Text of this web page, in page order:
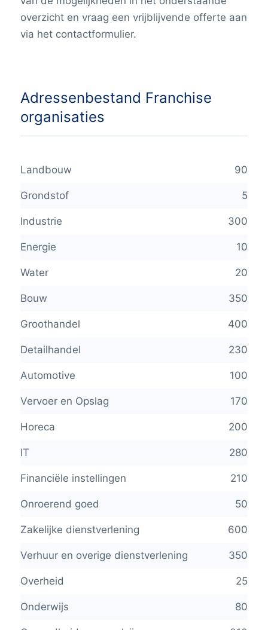
overzicht en vraag een vrijblijvende offerte aan
via het contactformulier.
Adressenbestand Franchise
organisaties
Landbouw 90
Grondstof 5
Industrie 300
Energie 10
Water 20
Bouw 350
Groothandel 400
Detailhandel 230
Automotive 100
Vervoer en Opslag 170
Horeca 200
IT 280
Financiële instellingen 210
Onroerend goed 50
Zakelijke dienstverlening 600
Verhuur en overige dienstverlening 350
Overheid 25
Onderwijs 80